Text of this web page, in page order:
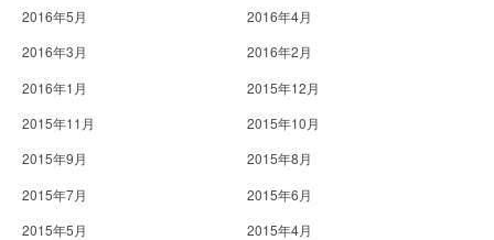
2016年5月
2016年4月
2016年3月
2016年2月
2016年1月
2015年12月
2015年11月
2015年10月
2015年9月
2015年8月
2015年7月
2015年6月
2015年5月
2015年4月